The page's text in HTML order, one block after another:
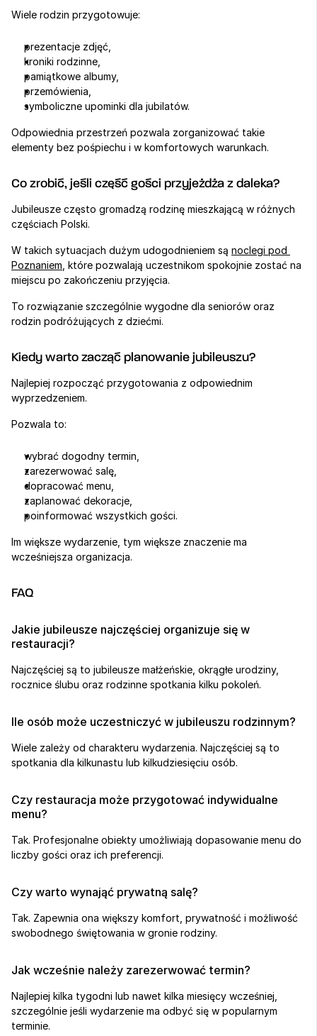
Wiele rodzin przygotowuje:
prezentacje zdjęć,
kroniki rodzinne,
pamiątkowe albumy,
przemówienia,
symboliczne upominki dla jubilatów.
Odpowiednia przestrzeń pozwala zorganizować takie
elementy bez pośpiechu i w komfortowych warunkach.
Co zrobić, jeśli część gości przyjeżdża z daleka?
Jubileusze często gromadzą rodzinę mieszkającą w różnych
częściach Polski.
W takich sytuacjach dużym udogodnieniem są noclegi pod
Poznaniem , które pozwalają uczestnikom spokojnie zostać na
miejscu po zakończeniu przyjęcia.
To rozwiązanie szczególnie wygodne dla seniorów oraz
rodzin podróżujących z dziećmi.
Kiedy warto zacząć planowanie jubileuszu?
Najlepiej rozpocząć przygotowania z odpowiednim
wyprzedzeniem.
Pozwala to:
wybrać dogodny termin,
zarezerwować salę,
dopracować menu,
zaplanować dekoracje,
poinformować wszystkich gości.
Im większe wydarzenie, tym większe znaczenie ma
wcześniejsza organizacja.
FAQ
Jakie jubileusze najczęściej organizuje się w
restauracji?
Najczęściej są to jubileusze małżeńskie, okrągłe urodziny,
rocznice ślubu oraz rodzinne spotkania kilku pokoleń.
Ile osób może uczestniczyć w jubileuszu rodzinnym?
Wiele zależy od charakteru wydarzenia. Najczęściej są to
spotkania dla kilkunastu lub kilkudziesięciu osób.
Czy restauracja może przygotować indywidualne
menu?
Tak. Profesjonalne obiekty umożliwiają dopasowanie menu do
liczby gości oraz ich preferencji.
Czy warto wynająć prywatną salę?
Tak. Zapewnia ona większy komfort, prywatność i możliwość
swobodnego świętowania w gronie rodziny.
Jak wcześnie należy zarezerwować termin?
Najlepiej kilka tygodni lub nawet kilka miesięcy wcześniej,
szczególnie jeśli wydarzenie ma odbyć się w popularnym
terminie.